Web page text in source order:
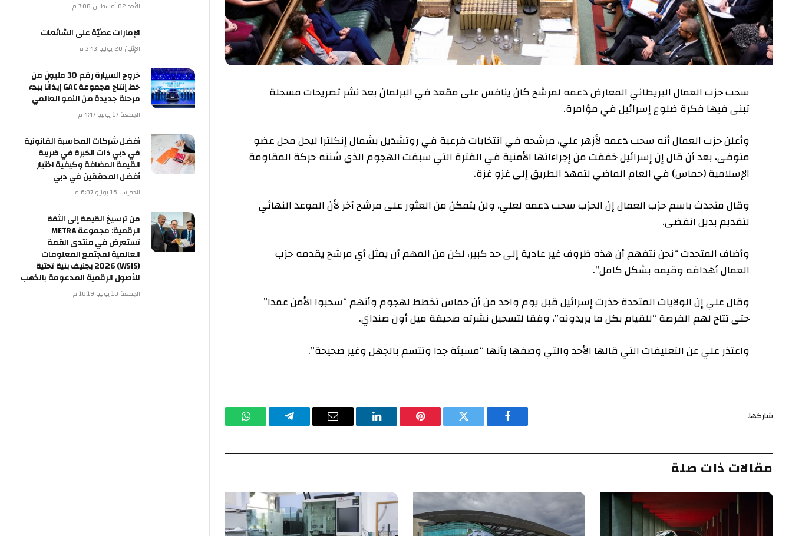
سحب حزب العمال البريطاني المعارض دعمه لمرشح كان ينافس على مقعد في البرلمان بعد نشر تصريحات مسجلة
تبنى فيها فكرة ضلوع إسرائيل في مؤامرة.
وأعلن حزب العمال أنه سحب دعمه لأزهر علي، مرشحه في انتخابات فرعية في روتشديل بشمال إنكلترا ليحل محل عضو
متوفى، بعد أن قال إن إسرائيل خففت من إجراءاتها الأمنية في الفترة التي سبقت الهجوم الذي شنته حركة المقاومة
الإسلامية (حماس) في العام الماضي لتمهد الطريق إلى غزو غزة.
وقال متحدث باسم حزب العمال إن الحزب سحب دعمه لعلي، ولن يتمكن من العثور على مرشح آخر لأن الموعد النهائي
لتقديم بديل انقضى.
وأضاف المتحدث “نحن نتفهم أن هذه ظروف غير عادية إلى حد كبير، لكن من المهم أن يمثل أي مرشح يقدمه حزب
العمال أهدافه وقيمه بشكل كامل”.
وقال علي إن الولايات المتحدة حذرت إسرائيل قبل يوم واحد من أن حماس تخطط لهجوم وأنهم “سحبوا الأمن عمدا”
حتى تتاح لهم الفرصة “للقيام بكل ما يريدونه”، وفقا لتسجيل نشرته صحيفة ميل أون صنداي.
واعتذر علي عن التعليقات التي قالها الأحد والتي وصفها بأنها “مسيئة جدا وتتسم بالجهل وغير صحيحة”.
شاركها. فيسبوكتويتر بينتيريستلينكدإن البريد
تيلقرام واتساب
مقالات ذات صلة
الأحد 02 أغسطس 7:08 م
الإمارات عصيّة على الشائعات
الإثنين 20 يوليو 3:43 م
خروج السيارة رقم 30 مليون من
خط إنتاج مجموعة GAC إيذانًا ببدء
مرحلة جديدة من النمو العالمي
الجمعة 17 يوليو 4:47 م
أفضل شركات المحاسبة القانونية
في دبي ذات الخبرة في ضريبة
القيمة المضافة وكيفية اختيار
أفضل المدققين في دبي
الخميس 16 يوليو 6:07 م
من ترسيخ القيمة إلى الثقة
الرقمية: مجموعة METRA
تستعرض في منتدى القمة
العالمية لمجتمع المعلومات
(WSIS) 2026 بجنيف بنية تحتية
للأصول الرقمية المدعومة بالذهب
الجمعة 10 يوليو 10:19 م